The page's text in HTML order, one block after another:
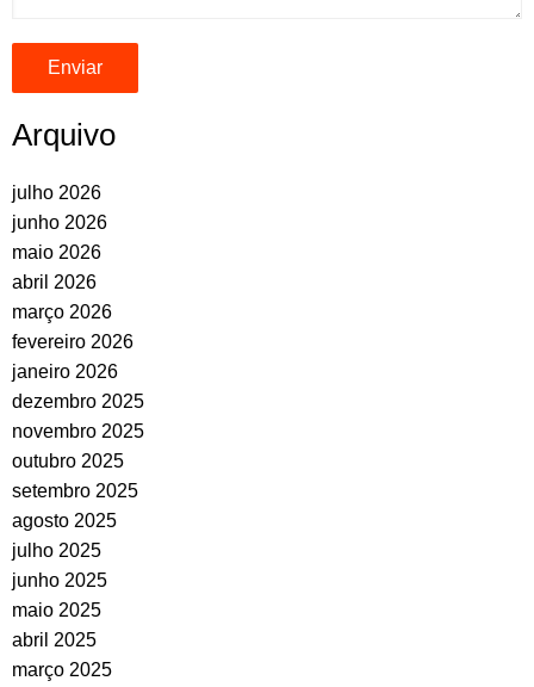
Arquivo
julho 2026
junho 2026
maio 2026
abril 2026
março 2026
fevereiro 2026
janeiro 2026
dezembro 2025
novembro 2025
outubro 2025
setembro 2025
agosto 2025
julho 2025
junho 2025
maio 2025
abril 2025
março 2025